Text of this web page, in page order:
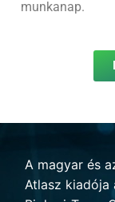
munkanap.
A magyar és
Atlasz kiadója